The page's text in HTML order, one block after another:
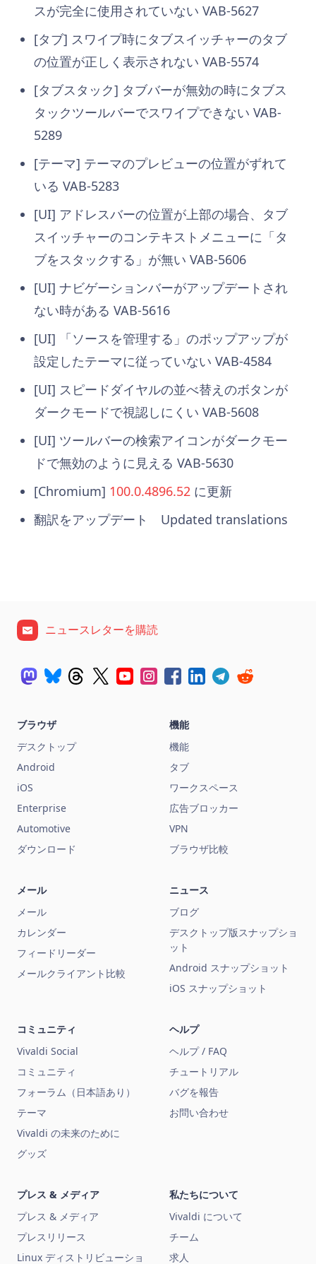
スが完全に使用されていない VAB-5627
[タブ] スワイプ時にタブスイッチャーのタブ
の位置が正しく表示されない VAB-5574
[タブスタック] タブバーが無効の時にタブス
タックツールバーでスワイプできない VAB-
5289
[テーマ] テーマのプレビューの位置がずれて
いる VAB-5283
[UI] アドレスバーの位置が上部の場合、タブ
スイッチャーのコンテキストメニューに「タ
ブをスタックする」が無い VAB-5606
[UI] ナビゲーションバーがアップデートされ
ない時がある VAB-5616
[UI] 「ソースを管理する」のポップアップが
設定したテーマに従っていない VAB-4584
[UI] スピードダイヤルの並べ替えのボタンが
ダークモードで視認しにくい VAB-5608
[UI] ツールバーの検索アイコンがダークモー
ドで無効のように見える VAB-5630
[Chromium] 100.0.4896.52に更新
翻訳をアップデート Updated translations
ニュースレターを購読
ブラウザ
デスクトップ
Android
iOS
Enterprise
Automotive
ダウンロード
機能
機能
タブ
ワークスペース
広告ブロッカー
VPN
ブラウザ比較
メール
メール
カレンダー
フィードリーダー
メールクライアント比較
ニュース
ブログ
デスクトップ版スナップショ
ット
Android スナップショット
iOS スナップショット
コミュニティ
Vivaldi Social
コミュニティ
フォーラム（日本語あり）
テーマ
Vivaldi の未来のために
グッズ
ヘルプ
ヘルプ / FAQ
チュートリアル
バグを報告
お問い合わせ
プレス & メディア
プレス & メディア
プレスリリース
Linux ディストリビューショ
私たちについて
Vivaldi について
チーム
求人